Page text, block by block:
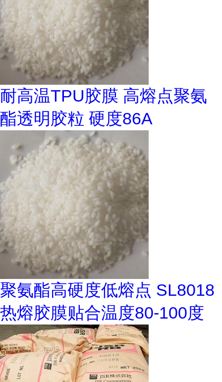
耐高温TPU胶膜 高熔点聚氨
酯透明胶粒 硬度86A
聚氨酯高硬度低熔点 SL8018
热熔胶膜贴合温度80-100度